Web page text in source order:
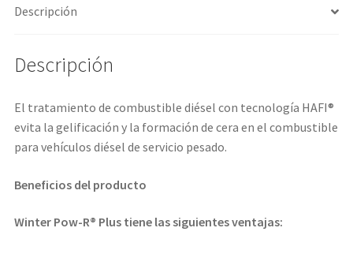
Descripción
Descripción
El tratamiento de combustible diésel con tecnología HAFI®
evita la gelificación y la formación de cera en el combustible
para vehículos diésel de servicio pesado.
Beneficios del producto
Winter Pow-R® Plus tiene las siguientes ventajas: